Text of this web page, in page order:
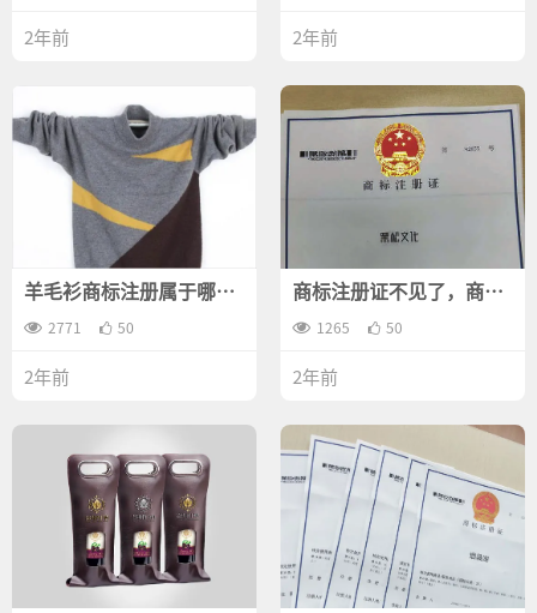
2年前 2年前
羊毛衫商标注册属于哪一
类？
2771 50
2年前
商标注册证不见了，商标
还能办理转让吗？
1265 50
2年前